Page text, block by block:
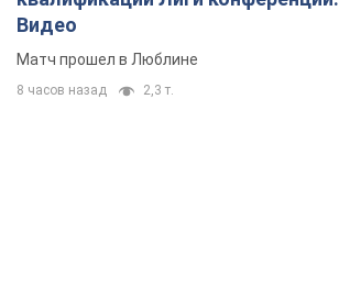
Видео
Матч прошел в Люблине
8 часов назад 2,3 т.